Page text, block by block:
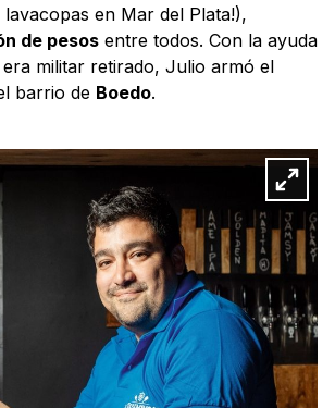
lavacopas en Mar del Plata!),
de pesos entre todos. Con la ayuda
militar retirado, Julio armó el
barrio de Boedo.